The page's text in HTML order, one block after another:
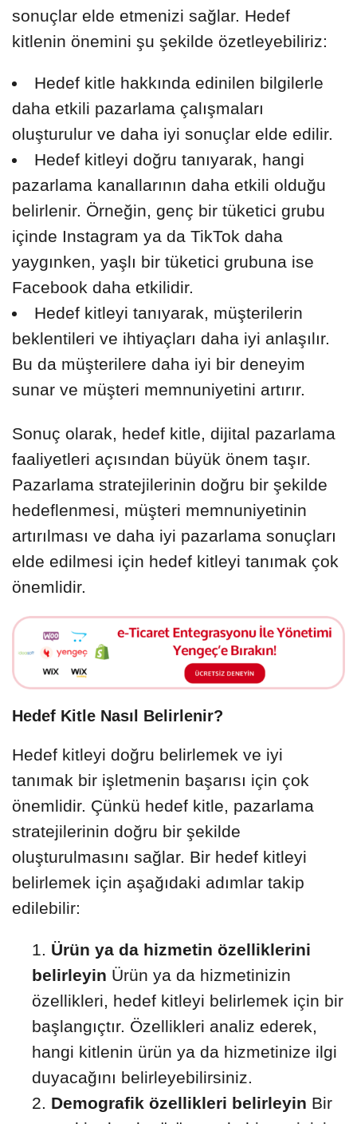
sonuçlar elde etmenizi sağlar. Hedef
kitlenin önemini şu şekilde özetleyebiliriz:
Hedef kitle hakkında edinilen bilgilerle
daha etkili pazarlama çalışmaları
oluşturulur ve daha iyi sonuçlar elde edilir.
Hedef kitleyi doğru tanıyarak, hangi
pazarlama kanallarının daha etkili olduğu
belirlenir. Örneğin, genç bir tüketici grubu
içinde Instagram ya da TikTok daha
yaygınken, yaşlı bir tüketici grubuna ise
Facebook daha etkilidir.
Hedef kitleyi tanıyarak, müşterilerin
beklentileri ve ihtiyaçları daha iyi anlaşılır.
Bu da müşterilere daha iyi bir deneyim
sunar ve müşteri memnuniyetini artırır.
Sonuç olarak, hedef kitle, dijital pazarlama
faaliyetleri açısından büyük önem taşır.
Pazarlama stratejilerinin doğru bir şekilde
hedeflenmesi, müşteri memnuniyetinin
artırılması ve daha iyi pazarlama sonuçları
elde edilmesi için hedef kitleyi tanımak çok
önemlidir.
Hedef Kitle Nasıl Belirlenir?
Hedef kitleyi doğru belirlemek ve iyi
tanımak bir işletmenin başarısı için çok
önemlidir. Çünkü hedef kitle, pazarlama
stratejilerinin doğru bir şekilde
oluşturulmasını sağlar. Bir hedef kitleyi
belirlemek için aşağıdaki adımlar takip
edilebilir:
Ürün ya da hizmetin özelliklerini
belirleyin Ürün ya da hizmetinizin
özellikleri, hedef kitleyi belirlemek için bir
başlangıçtır. Özellikleri analiz ederek,
hangi kitlenin ürün ya da hizmetinize ilgi
duyacağını belirleyebilirsiniz.
Demografik özellikleri belirleyin Bir